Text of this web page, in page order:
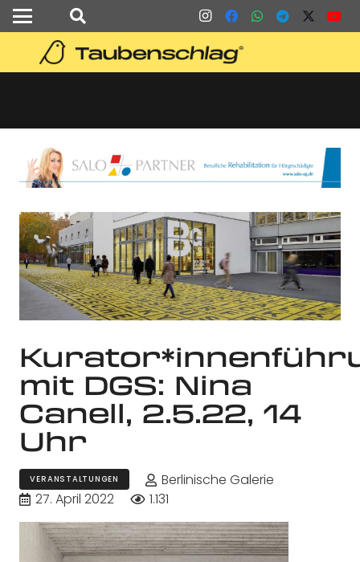
mit DGS: Nina
Canell, 2.5.22, 14
Uhr
VERANSTALTUNGEN
Berlinische Galerie
27. April 2022
1.131